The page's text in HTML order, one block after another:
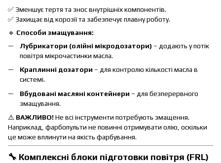
✅ Зменшує тертя та знос внутрішніх компонентів.
✅ Захищає від корозії та забезпечує плавну роботу.
🔹 Способи змащування:
Лубрикатори (олійні мікродозатори) – додають у потік
повітря мікрочастинки масла.
Краплинні дозатори – для контролю кількості масла в
системі.
Вбудовані масляні контейнери – для безперервного
змащування.
⚠️ ВАЖЛИВО!Не всі інструменти потребують змащення.
Наприклад, фарбопульти не повинні отримувати олію, оскільки
це може вплинути на якість фарбування.
🔧 Комплексні блоки підготовки повітря (FRL)